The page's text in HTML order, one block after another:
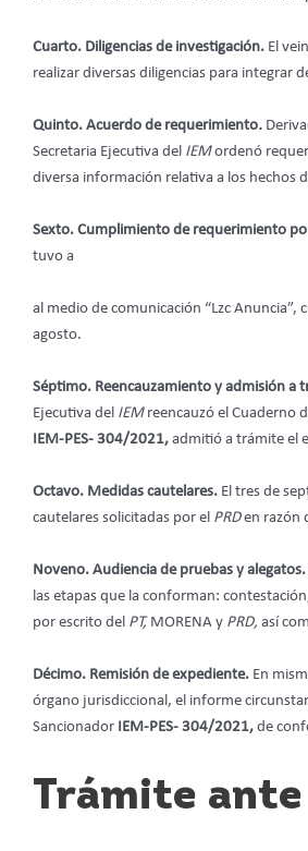
Cuarto. Diligencias de investigación. El
realizar diversas diligencias para integrar
Quinto. Acuerdo de requerimiento.
Secretaria Ejecutiva del IEMordenó
diversa información relativa a los hechos
Sexto. Cumplimiento de requerimiento
tuvo a
al medio de comunicación “Lzc
agosto.
Séptimo. Reencauzamiento y admisión a
Ejecutiva del IEM reencauzó el Cuaderno
IEM-PES- 304/2021, admitió a trámite el
Octavo. Medidas cautelares. El tres de
cautelares solicitadas por el PRDen razón
Noveno. Audiencia de pruebas y alegatos.
las etapas que la conforman:
por escrito del PT, MORENA y PRD, así
Décimo. Remisión de expediente. En
órgano jurisdiccional, el informe
Sancionador IEM-PES- 304/2021, de
Trámite